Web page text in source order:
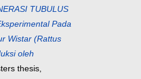
TUBULUS
Pada
Wistar (Rattus
oleh
thesis,